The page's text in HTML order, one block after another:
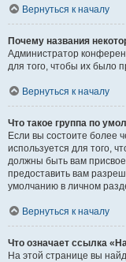
Вернуться к началу
Почему названия
Администратор
для того, чтобы их было
Вернуться к началу
Что такое группа по
Если вы состоите более
используется для того,
должны быть вам
предоставить вам
умолчанию в личном
Вернуться к началу
Что означает ссылка
На этой странице вы